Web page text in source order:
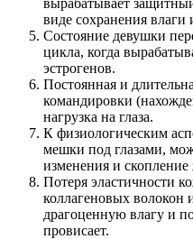
виде сохранения влаги
Состояние девушки
цикла, когда
эстрогенов.
Постоянная и
командировки
нагрузка на глаза.
К физиологическим
мешки под глазами,
изменения и скопление
Потеря эластичности
коллагеновых волокон
драгоценную влагу и
провисает.